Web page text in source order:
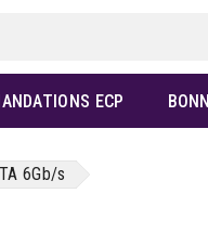
ECP
6Gb/s